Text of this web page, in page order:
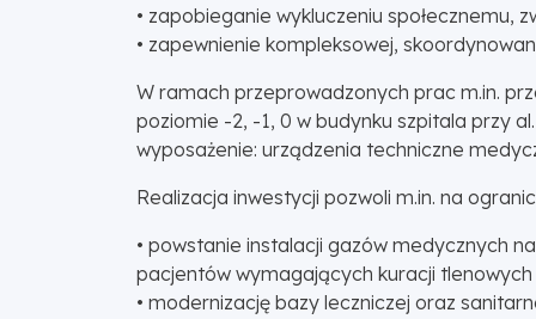
• zapobieganie wykluczeniu społecznemu,
• zapewnienie kompleksowej,
W ramach przeprowadzonych prac m.in.
poziomie -2, -1, 0 w budynku szpitala przy
wyposażenie: urządzenia techniczne
Realizacja inwestycji pozwoli m.in. na
• powstanie instalacji gazów medycznych
pacjentów wymagających kuracji
• modernizację bazy leczniczej oraz